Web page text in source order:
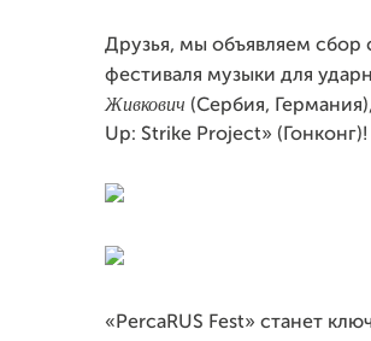
Друзья, мы объявляем сбор
фестиваля музыки для
Живкович (Сербия, Германия),
Up: Strike Project» (Гонконг)!
«PercaRUS Fest» станет